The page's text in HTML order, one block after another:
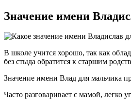
Значение имени
В школе учится хорошо, так как
без стыда обратится к старшим
Значение имени Влад для мальчика
Часто разговаривает с мамой, легко